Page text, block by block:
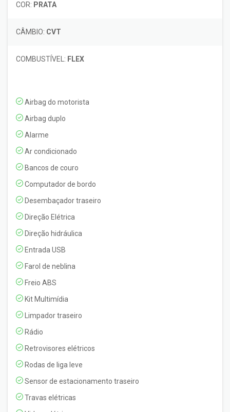
COR: PRATA
CÂMBIO: CVT
COMBUSTÍVEL: FLEX
Airbag do motorista
Airbag duplo
Alarme
Ar condicionado
Bancos de couro
Computador de bordo
Desembaçador traseiro
Direção Elétrica
Direção hidráulica
Entrada USB
Farol de neblina
Freio ABS
Kit Multimídia
Limpador traseiro
Rádio
Retrovisores elétricos
Rodas de liga leve
Sensor de estacionamento traseiro
Travas elétricas